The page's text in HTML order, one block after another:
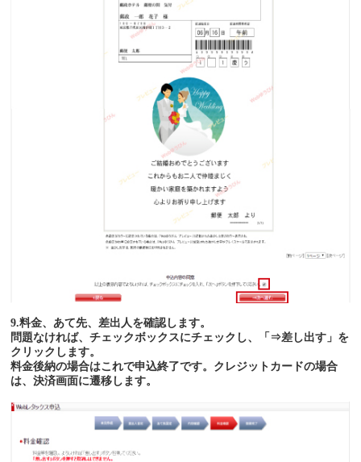
9.料金、あて先、差出人を確認します。
問題なければ、チェックボックスにチェックし、「⇒差し出す」を
クリックします。
料金後納の場合はこれで申込終了です。クレジットカードの場合
は、決済画面に遷移します。